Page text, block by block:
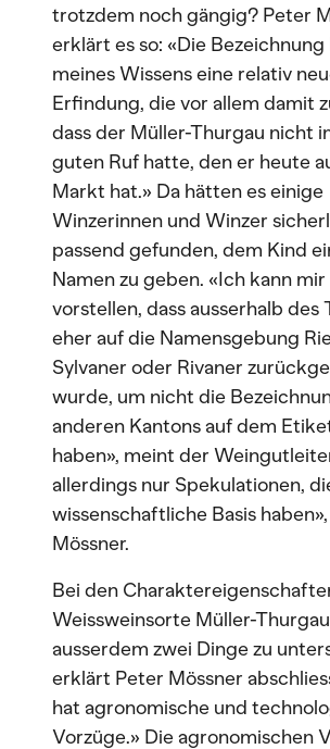
trotzdem noch gängig? Peter
erklärt es so: «Die Bezeichnung
meines Wissens eine relativ
Erfindung, die vor allem damit
dass der Müller-Thurgau nicht
guten Ruf hatte, den er heute
Markt hat.» Da hätten es einige
Winzerinnen und Winzer
passend gefunden, dem Kind
Namen zu geben. «Ich kann
vorstellen, dass ausserhalb des
eher auf die Namensgebung
Sylvaner oder Rivaner
wurde, um nicht die
anderen Kantons auf dem
haben», meint der
allerdings nur Spekulationen,
wissenschaftliche Basis
Mössner.
Bei den
Weissweinsorte Müller-
ausserdem zwei Dinge zu
erklärt Peter Mössner
hat agronomische und
Vorzüge.» Die agronomischen